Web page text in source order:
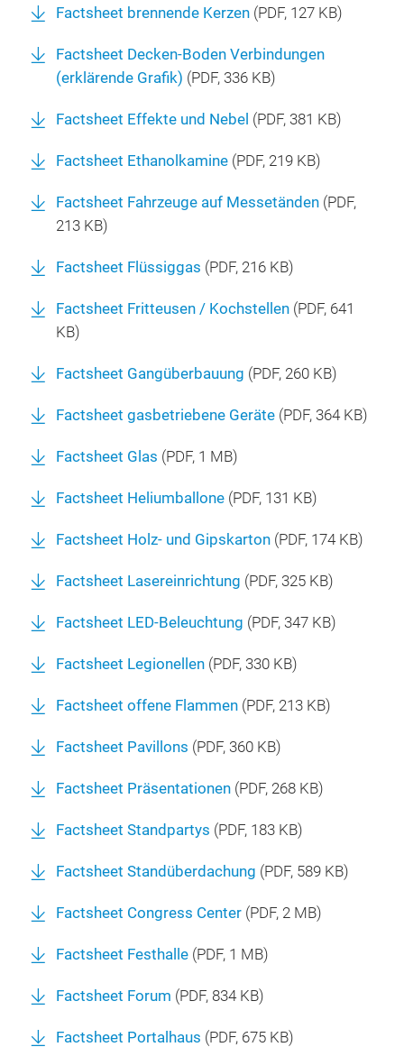
Factsheet brennende Kerzen (PDF, 127 KB)
Factsheet Decken-Boden Verbindungen
(erklärende Grafik) (PDF, 336 KB)
Factsheet Effekte und Nebel (PDF, 381 KB)
Factsheet Ethanolkamine (PDF, 219 KB)
Factsheet Fahrzeuge auf Messetänden (PDF,
213 KB)
Factsheet Flüssiggas (PDF, 216 KB)
Factsheet Fritteusen / Kochstellen (PDF, 641
KB)
Factsheet Gangüberbauung (PDF, 260 KB)
Factsheet gasbetriebene Geräte (PDF, 364 KB)
Factsheet Glas (PDF, 1 MB)
Factsheet Heliumballone (PDF, 131 KB)
Factsheet Holz- und Gipskarton (PDF, 174 KB)
Factsheet Lasereinrichtung (PDF, 325 KB)
Factsheet LED-Beleuchtung (PDF, 347 KB)
Factsheet Legionellen (PDF, 330 KB)
Factsheet offene Flammen (PDF, 213 KB)
Factsheet Pavillons (PDF, 360 KB)
Factsheet Präsentationen (PDF, 268 KB)
Factsheet Standpartys (PDF, 183 KB)
Factsheet Standüberdachung (PDF, 589 KB)
Factsheet Congress Center (PDF, 2 MB)
Factsheet Festhalle (PDF, 1 MB)
Factsheet Forum (PDF, 834 KB)
Factsheet Portalhaus (PDF, 675 KB)